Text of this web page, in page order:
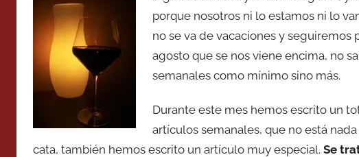
porque nosotros ni lo estamos ni lo
no se va de vacaciones y
agosto que se nos viene encima, no
semanales como mínimo sino más.
Durante este mes hemos escrito un
artículos semanales, que no está
cata, también hemos escrito un artículo muy especial. Se